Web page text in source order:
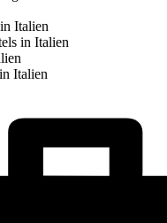
Italien
in Italien
Italien